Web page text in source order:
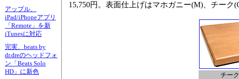
アップル、
iPad/iPhoneアプリ
「Remote」を新
iTunesに対応
完実、beats by
dr.dreのヘッドフォ
ン「Beats Solo
HD」に新色
15,750円。表面仕上げはマホガニー(M)、チーク
チー